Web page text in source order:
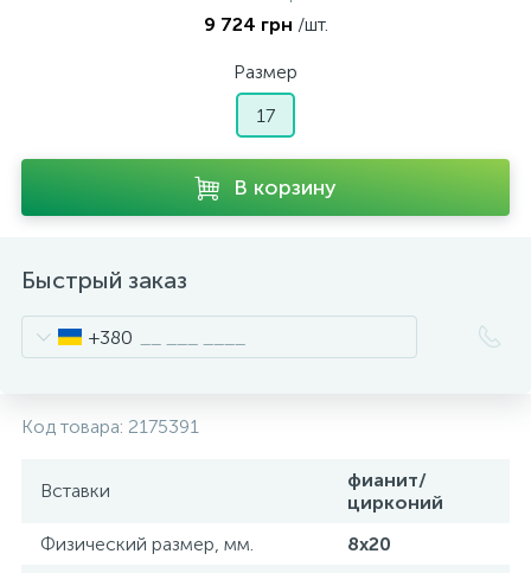
9 724 грн /шт.
Размер
17
В корзину
Быстрый заказ
+380
Код товара: 2175391
Вставки
фианит/
цирконий
Физический размер, мм.
8х20